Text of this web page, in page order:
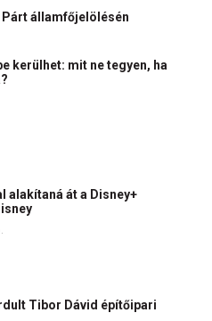
államfőjelölésén
kerülhet: mit ne tegyen, ha
alakítaná át a Disney+
Tibor Dávid építőipari